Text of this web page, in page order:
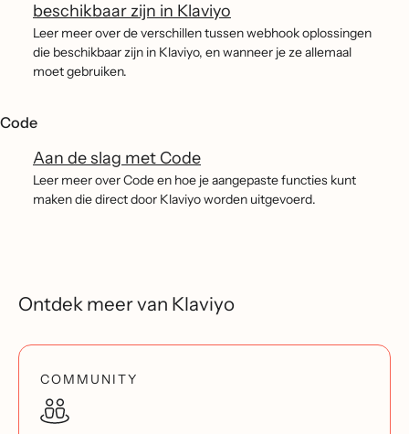
beschikbaar zijn in Klaviyo
Leer meer over de verschillen tussen webhook oplossingen
die beschikbaar zijn in Klaviyo, en wanneer je ze allemaal
moet gebruiken.
Code
Aan de slag met Code
Leer meer over Code en hoe je aangepaste functies kunt
maken die direct door Klaviyo worden uitgevoerd.
Ontdek meer van Klaviyo
COMMUNITY